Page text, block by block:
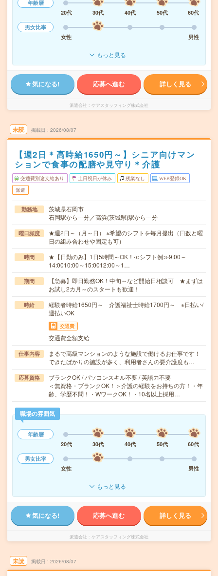
年齢層
20代
30代 40代 50代
60代
男女比率
女性
男性
もっと見る
気になる! 応募へ進む 詳しく見る
派遣会社 ケアスタッフィング株式会社
未読 掲載日 2026/08/07
【週2日＊高時給1650円～】シニア向けマン
ションで食事の配膳や見守り＊介護
交通費別途支給あり 土日祝日が休み 残業なし WEB登録OK
派遣
勤務地
茨城県石岡市
石岡駅から---分／高浜(茨城県)駅から---分
曜日頻度
★週2日～（月～日） ※希望のシフトを毎月提出（日数と曜
日の組み合わせや固定も可）
時間
★【日勤のみ】1日5時間～OK！≪シフト例≫9:00～
14:0010:00～15:0012:00～1…
期間
【急募】即日勤務OK！中旬～など開始日相談可 ★まずは
お試し2カ月～のスタートも歓迎！
時給
経験者時給1650円～ 介護福祉士時給1700円～ ※日払い/
週払いOK
交通費
交通費全額支給
仕事内容
まるで高級マンションのような施設で働けるお仕事です！
できたばかりの施設が多く、利用者さんの要介護度も…
応募資格
ブランクOK / パソコンスキル不要 / 英語力不要
＜無資格・ブランクOK！＞介護の経験をお持ちの方！・年
齢、学歴不問！・WワークOK！・10名以上採用…
職場の雰囲気
年齢層
20代
30代 40代 50代
60代
男女比率
女性
男性
もっと見る
気になる! 応募へ進む 詳しく見る
派遣会社 ケアスタッフィング株式会社
未読 掲載日 2026/08/07